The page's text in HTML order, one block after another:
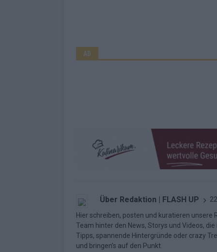
AD
Über Redaktion | FLASH UP
Hier schreiben, posten und kuratieren unsere
Team hinter den News, Storys und Videos,
Tipps, spannende Hintergründe oder crazy
und bringen’s auf den Punkt.